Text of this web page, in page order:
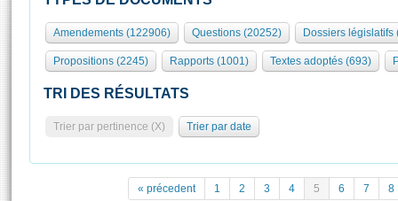
577 députés
Groupes politiques
Commissions et autres organes
Europe et International
Pétitions
Organisation de l'Assemblée
Présidence Conférence des Présidents Bureau Collège des
Statistiques et chiffres clés
Documents de référence
Visite virtuelle du palais Bourbon
Assister à une séance
Amendements (122906) Questions (20252) Dossiers législatifs
Propositions (2245) Rapports (1001) Textes adoptés (693)
TRI DES RÉSULTATS
Trier par pertinence (X) Trier par date
« précedent 1 2 3 4 5 6 7 8